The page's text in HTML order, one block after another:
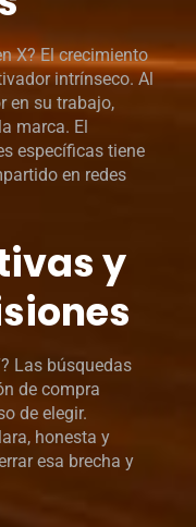
X? El crecimiento
intrínseco. Al
en su trabajo,
marca. El
específicas tiene
en redes
y
Las búsquedas
de compra
de elegir.
honesta y
esa brecha y